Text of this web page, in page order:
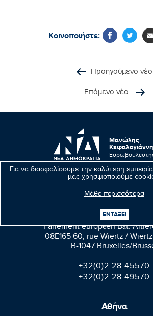
Για να διασφαλίσουμε την καλύτερη
μας χρησιμοποιούμε
Μάθε περισσότερα
ΕΝΤΑΞΕΙ
Κοινοποιήστε:
Προηγούμενο νέο
Επόμενο νέο
Μανώλης
Βρυξέλλες
Parlement européen Bât.
08E165 60, rue Wiertz /
B-1047 Bruxelles/
+32(0)2 28 45570
+32(0)2 28 49570
Αθήνα